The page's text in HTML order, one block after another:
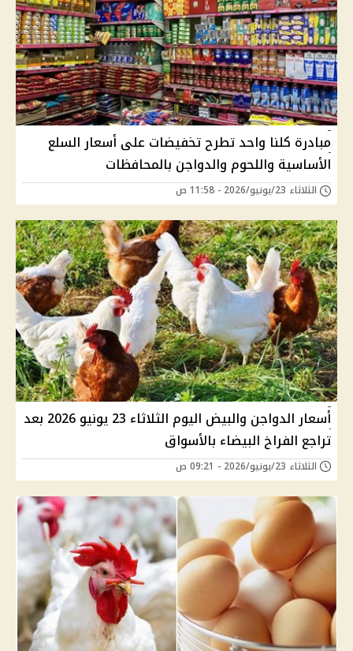
مبادرة كلنا واحد تطرح تخفيضات على أسعار السلع
الأساسية واللحوم والدواجن بالمحافظات
الثلاثاء 23/يونيو/2026 - 11:58 ص
أسعار الدواجن والبيض اليوم الثلاثاء 23 يونيو 2026 بعد
تراجع الفراخ البيضاء بالأسواق
الثلاثاء 23/يونيو/2026 - 09:21 ص